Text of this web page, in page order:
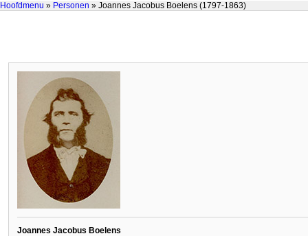
Hoofdmenu » Personen » Joannes Jacobus Boelens (1797-1863)
Joannes Jacobus Boelens